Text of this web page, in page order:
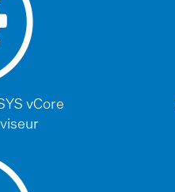
vCore